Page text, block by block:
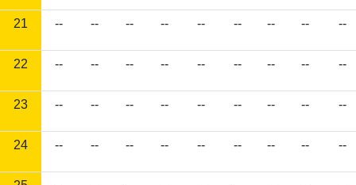
21 -- -- -- -- -- -- -- -- --
22 -- -- -- -- -- -- -- -- --
23 -- -- -- -- -- -- -- -- --
24 -- -- -- -- -- -- -- -- --